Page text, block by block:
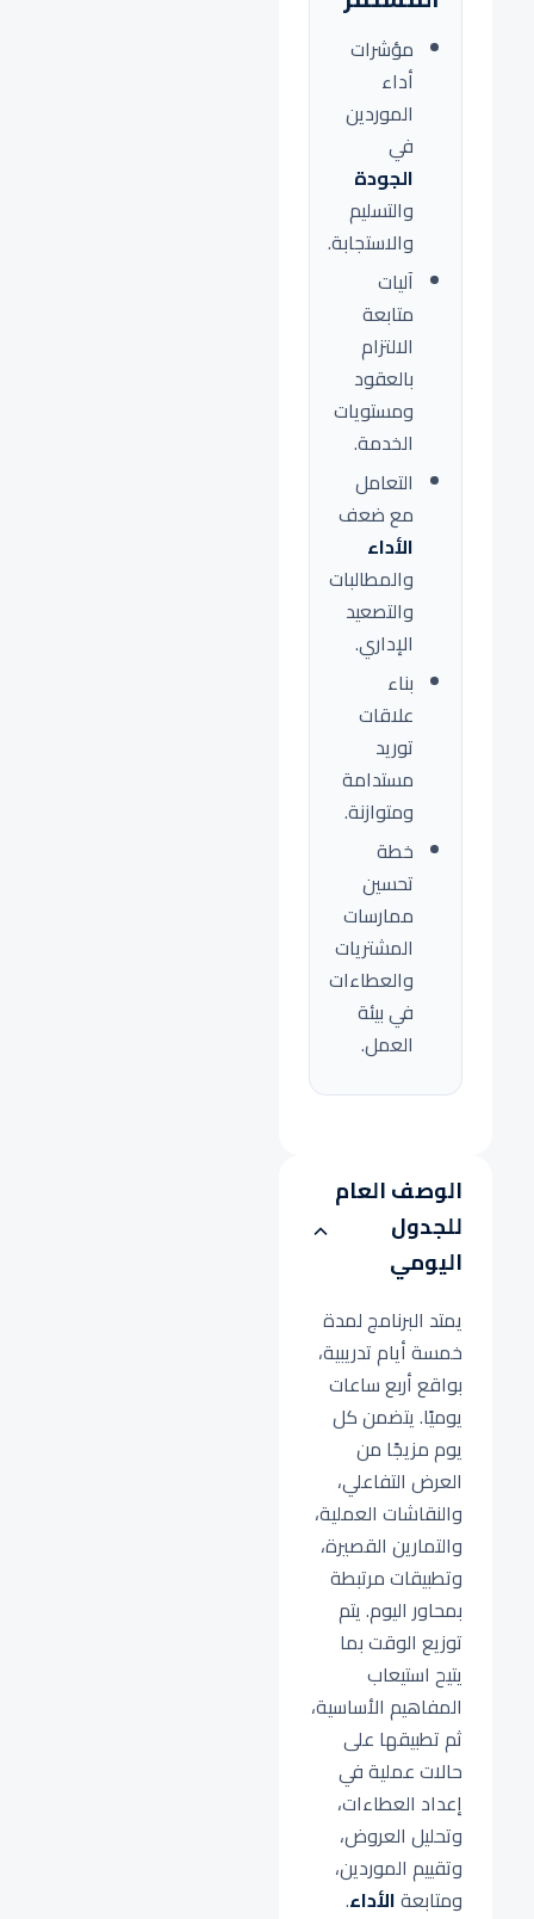
مؤشرات
أداء
الموردين
في
الجودة
والتسليم
والاستجابة.
آليات
متابعة
الالتزام
بالعقود
ومستويات
الخدمة.
التعامل
مع ضعف
الأداء
والمطالبات
والتصعيد
الإداري.
بناء
علاقات
توريد
مستدامة
ومتوازنة.
خطة
تحسين
ممارسات
المشتريات
والعطاءات
في بيئة
العمل.
الوصف العام
للجدول
اليومي
يمتد البرنامج لمدة
خمسة أيام تدريبية،
بواقع أربع ساعات
يوميًا. يتضمن كل
يوم مزيجًا من
العرض التفاعلي،
والنقاشات العملية،
والتمارين القصيرة،
وتطبيقات مرتبطة
بمحاور اليوم. يتم
توزيع الوقت بما
يتيح استيعاب
المفاهيم الأساسية،
ثم تطبيقها على
حالات عملية في
إعداد العطاءات،
وتحليل العروض،
وتقييم الموردين،
ومتابعةالأداء.